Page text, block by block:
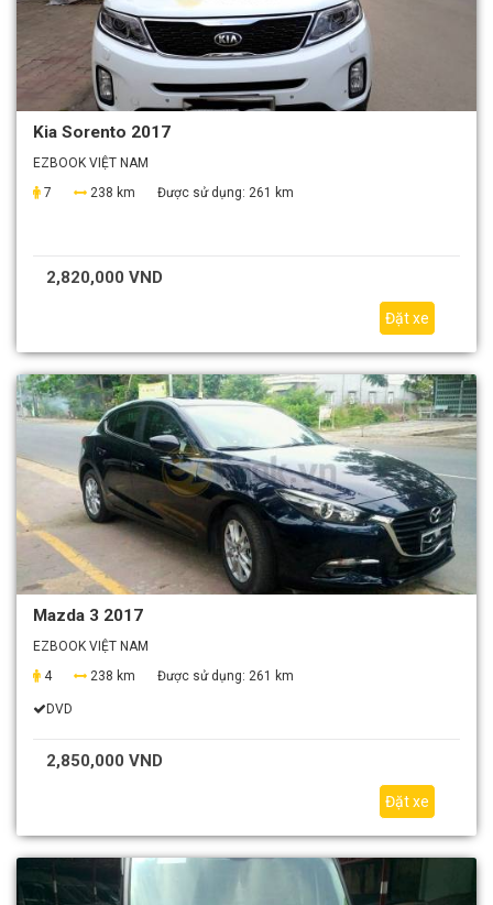
Kia Sorento 2017
EZBOOK VIỆT NAM
7
238 km Được sử dụng: 261 km
2,820,000 VND
Đặt xe
Mazda 3 2017
EZBOOK VIỆT NAM
4
238 km Được sử dụng: 261 km
DVD
2,850,000 VND
Đặt xe